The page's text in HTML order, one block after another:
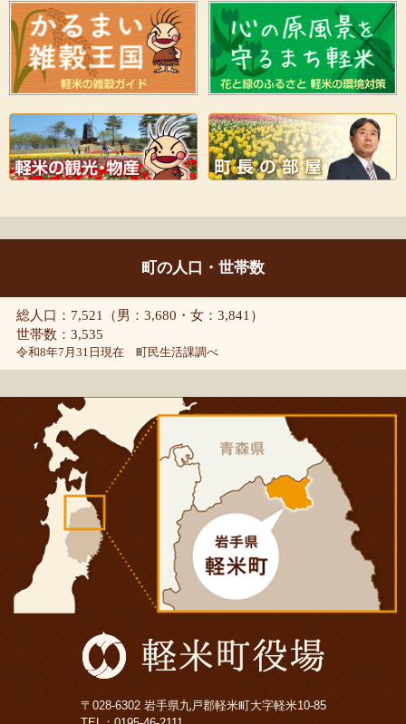
町の人口・世帯数
総人口：7,521（男：3,680・女：3,841）
世帯数：3,535
令和8年7月31日現在 町民生活課調べ
〒028-6302 岩手県九戸郡軽米町大字軽米10-85